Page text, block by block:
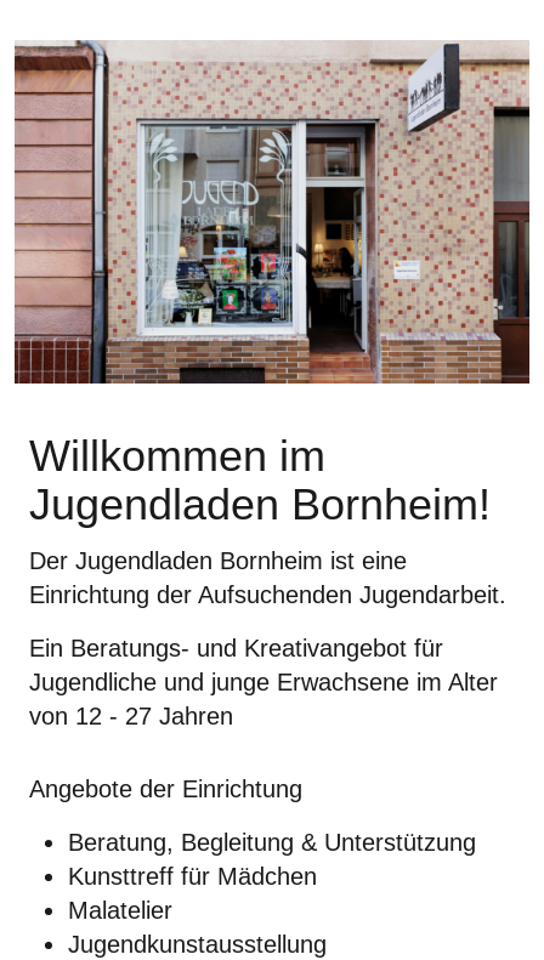
Willkommen im
Jugendladen Bornheim!
Der Jugendladen Bornheim ist eine
Einrichtung der Aufsuchenden Jugendarbeit.
Ein Beratungs- und Kreativangebot für
Jugendliche und junge Erwachsene im Alter
von 12 - 27 Jahren
Angebote der Einrichtung
Beratung, Begleitung & Unterstützung
Kunsttreff für Mädchen
Malatelier
Jugendkunstausstellung